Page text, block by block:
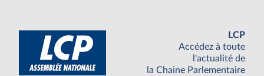
LCP
Accédez à toute
l'actualité de
la Chaine Parlementaire